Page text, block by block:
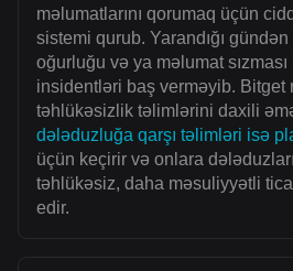
məlumatlarını qorumaq üçün
sistemi qurub. Yarandığı
oğurluğu və ya məlumat
insidentləri baş verməyib. Bitget
təhlükəsizlik təlimlərini daxili
dələduzluğa qarşı təlimləri isə
üçün keçirir və onlara
təhlükəsiz, daha məsuliyyətli
edir.